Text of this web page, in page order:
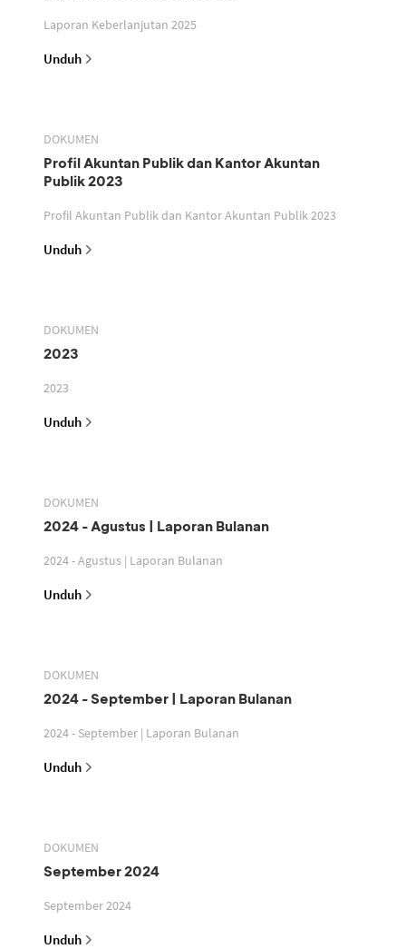
Laporan Keberlanjutan 2025
Unduh
DOKUMEN
Profil Akuntan Publik dan Kantor Akuntan
Publik 2023
Profil Akuntan Publik dan Kantor Akuntan Publik 2023
Unduh
DOKUMEN
2023
2023
Unduh
DOKUMEN
2024 - Agustus | Laporan Bulanan
2024 - Agustus | Laporan Bulanan
Unduh
DOKUMEN
2024 - September | Laporan Bulanan
2024 - September | Laporan Bulanan
Unduh
DOKUMEN
September 2024
September 2024
Unduh